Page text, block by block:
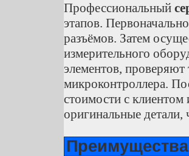
Профессиональный
этапов.
разъёмов. Затем
измерительного
элементов,
микроконтроллера.
стоимости с
оригинальные детали,